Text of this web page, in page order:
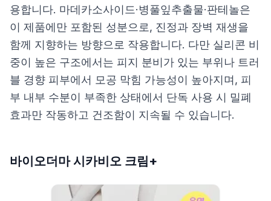
용합니다. 마데카소사이드·병풀잎추출물·판테놀은
이 제품에만 포함된 성분으로, 진정과 장벽 재생을
함께 지향하는 방향으로 작용합니다. 다만 실리콘 비
중이 높은 구조에서는 피지 분비가 있는 부위나 트러
블 경향 피부에서 모공 막힘 가능성이 높아지며, 피
부 내부 수분이 부족한 상태에서 단독 사용 시 밀폐
효과만 작동하고 건조함이 지속될 수 있습니다.
바이오더마 시카비오 크림+